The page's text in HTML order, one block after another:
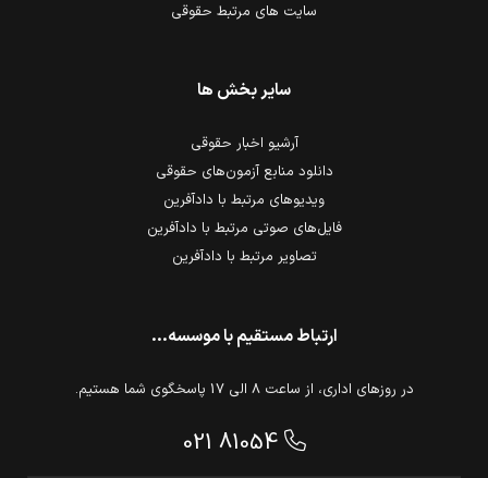
ارتباط مستقیم با موسسه...
در روزهای اداری، از ساعت 8 الی 17 پاسخگوی شما هستیم.
021 81054
سایت های مرتبط حقوقی
سایر بخش ها
آرشیو اخبار حقوقی
دانلود منابع آزمون‌های حقوقی
ویدیوهای مرتبط با دادآفرین
فایل‌های صوتی مرتبط با دادآفرین
تصاویر مرتبط با دادآفرین